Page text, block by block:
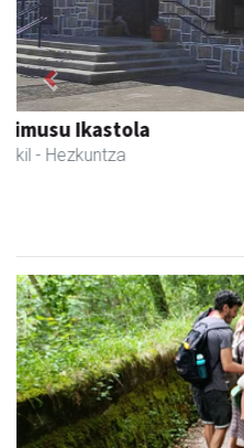
Zizurkilgo Udala
Zizurkil - Udaletxeak
Previous